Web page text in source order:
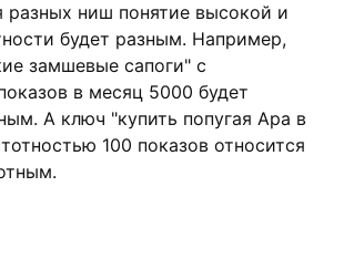
разных ниш понятие высокой и
будет разным. Например,
замшевые сапоги" с
в месяц 5000 будет
А ключ "купить попугая Ара в
100 показов относится